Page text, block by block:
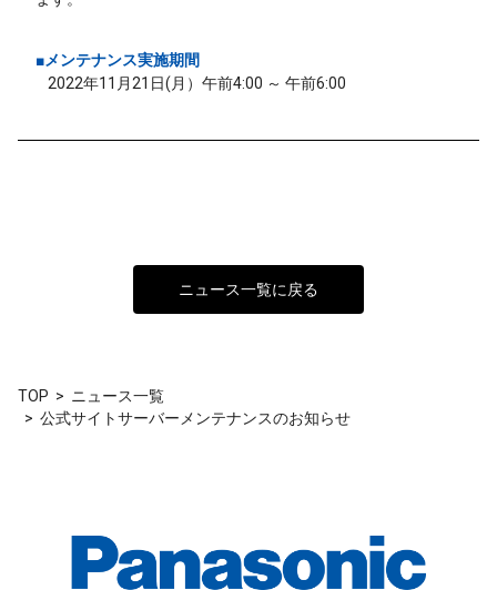
■メンテナンス実施期間
2022年11月21日(月）午前4:00 ～ 午前6:00
ニュース一覧に戻る
TOP
ニュース一覧
公式サイトサーバーメンテナンスのお知らせ